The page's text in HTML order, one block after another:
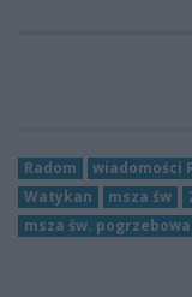
Radom wiadomości
Watykan
msza św
msza św. pogrzebowa